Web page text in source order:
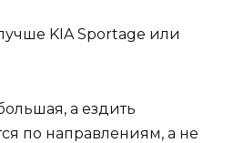
KIA Sportage или
а ездить
по направлениям, а не